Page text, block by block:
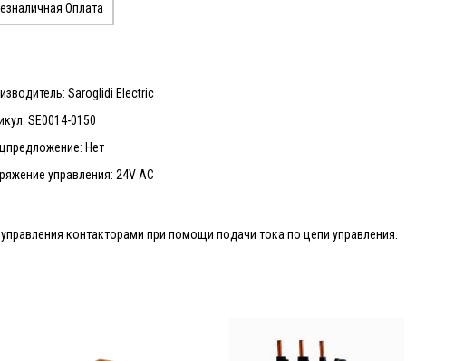
Оплата
Saroglidi Electric
SE0014-0150
Нет
управления: 24V AC
контакторами при помощи подачи тока по цепи управления.